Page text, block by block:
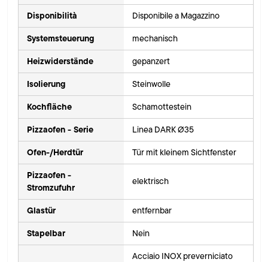
Disponibilità Disponibile a Magazzino
Systemsteuerung mechanisch
Heizwiderstände gepanzert
Isolierung Steinwolle
Kochfläche Schamottestein
Pizzaofen - Serie Linea DARK Ø35
Ofen-/Herdtür Tür mit kleinem Sichtfenster
Pizzaofen -
Stromzufuhr
elektrisch
Glastür entfernbar
Stapelbar Nein
Acciaio INOX preverniciato